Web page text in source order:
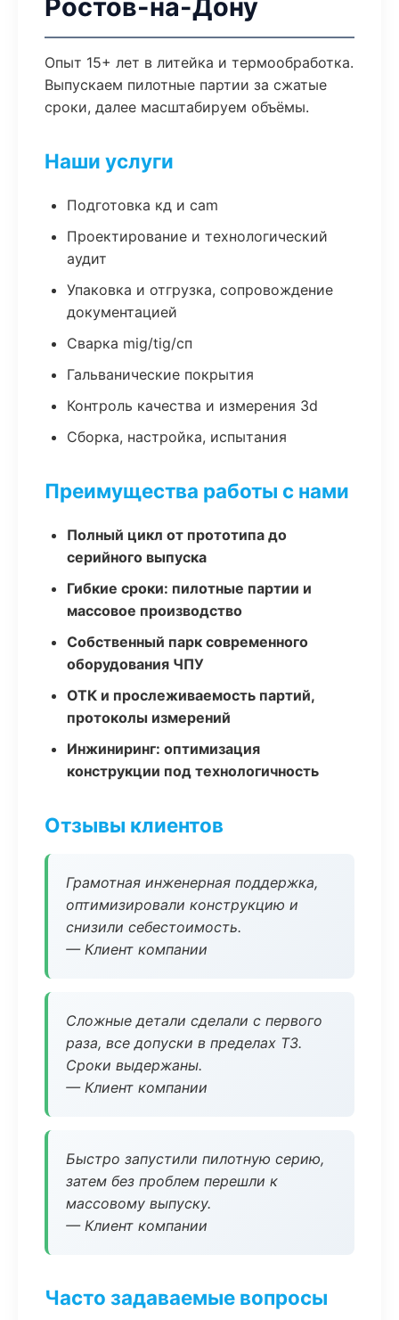
Ростов-на-Дону
Опыт 15+ лет в литейка и термообработка.
Выпускаем пилотные партии за сжатые
сроки, далее масштабируем объёмы.
Наши услуги
Подготовка кд и cam
Проектирование и технологический
аудит
Упаковка и отгрузка, сопровождение
документацией
Сварка mig/tig/сп
Гальванические покрытия
Контроль качества и измерения 3d
Сборка, настройка, испытания
Преимущества работы с нами
Полный цикл от прототипа до
серийного выпуска
Гибкие сроки: пилотные партии и
массовое производство
Собственный парк современного
оборудования ЧПУ
ОТК и прослеживаемость партий,
протоколы измерений
Инжиниринг: оптимизация
конструкции под технологичность
Отзывы клиентов
Грамотная инженерная поддержка,
оптимизировали конструкцию и
снизили себестоимость.
— Клиент компании
Сложные детали сделали с первого
раза, все допуски в пределах ТЗ.
Сроки выдержаны.
— Клиент компании
Быстро запустили пилотную серию,
затем без проблем перешли к
массовому выпуску.
— Клиент компании
Часто задаваемые вопросы